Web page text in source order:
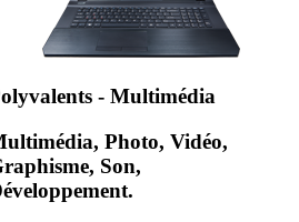
- Multimédia
Photo, Vidéo,
Son,